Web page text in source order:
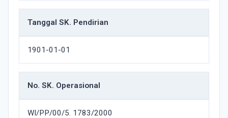
Tanggal SK. Pendirian
1901-01-01
No. SK. Operasional
WI/PP/00/5. 1783/2000